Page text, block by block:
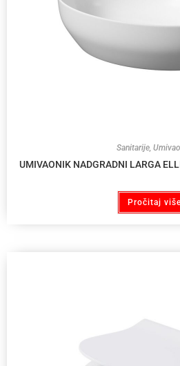
Sanitarije,
UMIVAONIK NADGRADNI LARGA
Pročitaj više